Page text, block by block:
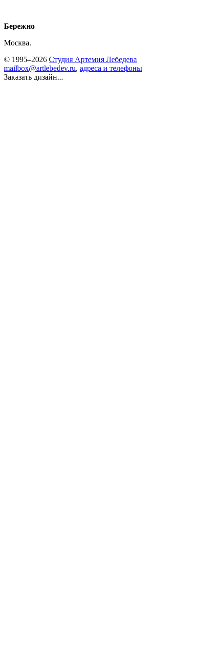
Бережно
Москва.
© 1995–2026 Студия Артемия Лебедева
mailbox@artlebedev.ru, адреса и телефоны
Заказать дизайн...